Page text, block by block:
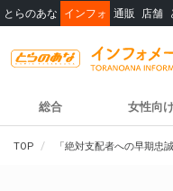
とらのあな インフォ 通販 店舗
総合 女性向
TOP 「絶対支配者への早期忠